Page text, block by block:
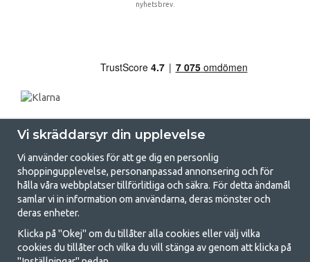
nyhetsbrev.
GetCamping.se - Din butik för camping
och uteliv
Att campa kan antingen vara en livsstil eller ett sätt att samla familjen
Vi skräddarsyr din upplevelse
Vi använder cookies för att ge dig en personlig
shoppingupplevelse, personanpassad annonsering och för
hålla våra webbplatser tillförlitliga och säkra. För detta ändamål
samlar vi in information om användarna, deras mönster och
deras enheter.
Klicka på "Okej" om du tillåter alla cookies eller välj vilka
cookies du tillåter och vilka du vill stänga av genom att klicka på